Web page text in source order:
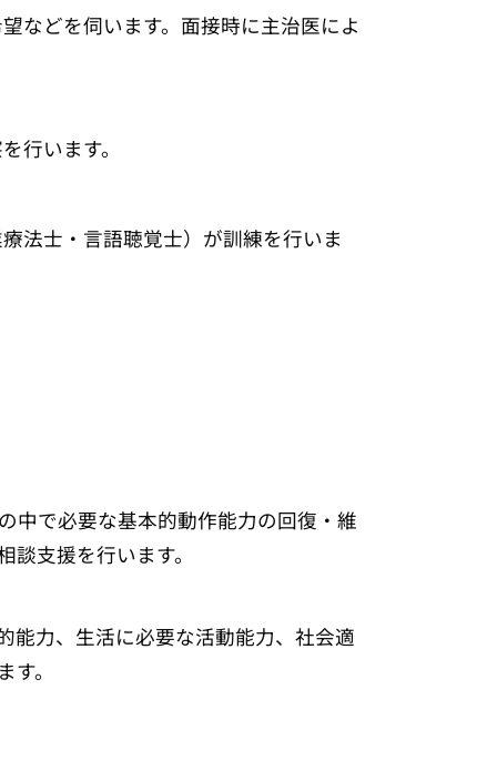
などを伺います。面接時に主治医によ
行います。
法士・言語聴覚士）が訓練を行いま
中で必要な基本的動作能力の回復・維
支援を行います。
能力、生活に必要な活動能力、社会適
。